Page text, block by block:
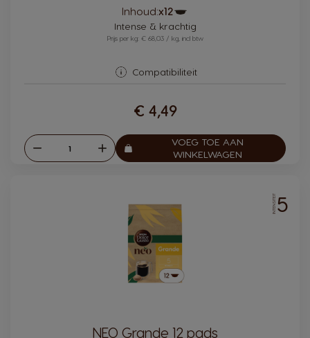
Inhoud:x12
capsule
Intense & krachtig
Prijs per kg: € 68,03 / kg, incl btw
Compatibiliteit
€ 4,49
Verlagen Verhogen
VOEG TOE AAN
WINKELWAGEN
INTENSITEIT5
NEO Grande 12 pads